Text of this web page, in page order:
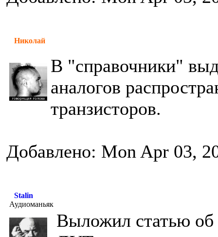
Николай
В "справочники"
аналогов
транзисторов.
Добавлено: Mon Apr 03,
Stalin
Аудиоманьяк
Выложил статью об